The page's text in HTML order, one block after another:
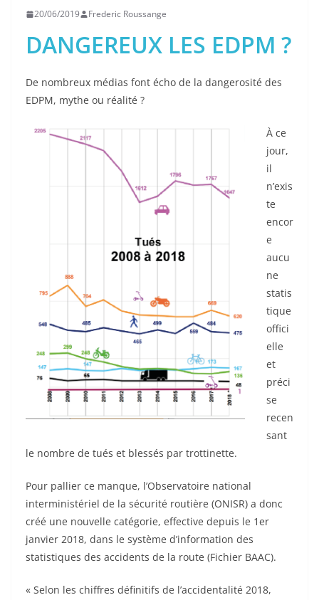
20/06/2019 Frederic Roussange
DANGEREUX LES EDPM ?
De nombreux médias font écho de la dangerosité des
EDPM, mythe ou réalité ?
À ce
jour,
il
n’exis
te
encor
e
aucu
ne
statis
tique
offici
elle
et
préci
se
recen
sant
le nombre de tués et blessés par trottinette.
Pour pallier ce manque, l’Observatoire national
interministériel de la sécurité routière (ONISR) a donc
créé une nouvelle catégorie, effective depuis le 1er
janvier 2018, dans le système d’information des
statistiques des accidents de la route (Fichier BAAC).
« Selon les chiffres définitifs de l’accidentalité 2018,